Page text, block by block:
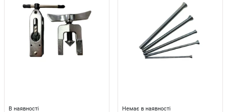
В наявності Немає в наявності